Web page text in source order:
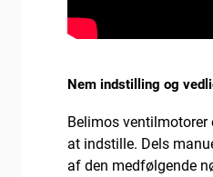
Nem indstilling og
Belimos ventilmotorer
at indstille. Dels
af den medfølgende